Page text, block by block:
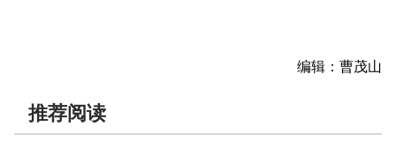
编辑：曹茂山
推荐阅读